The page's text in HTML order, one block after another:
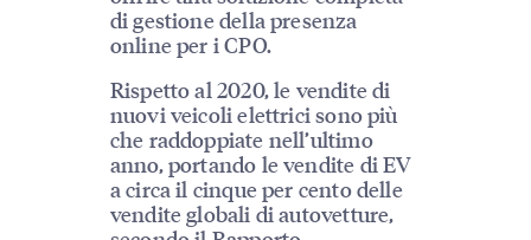
di gestione della presenza
online per i CPO.
Rispetto al 2020, le vendite di
nuovi veicoli elettrici sono più
che raddoppiate nell’ultimo
anno, portando le vendite di EV
a circa il cinque per cento delle
vendite globali di autovetture,